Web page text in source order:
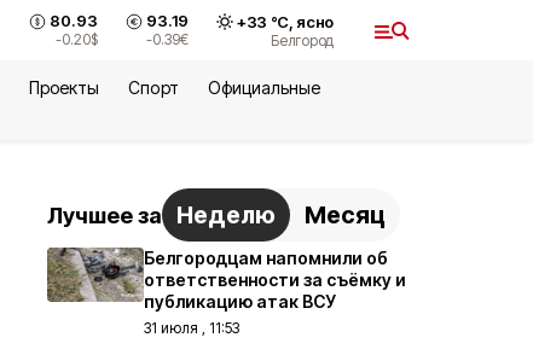
80.93
-0.20$
93.19
-0.39€
+33 °С, ясно
Белгород
Проекты Спорт
Официальные
Лучшее за Неделю Месяц
Белгородцам напомнили об
ответственности за съёмку и
публикацию атак ВСУ
31 июля , 11:53